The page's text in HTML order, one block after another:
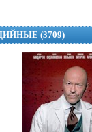
(3709)